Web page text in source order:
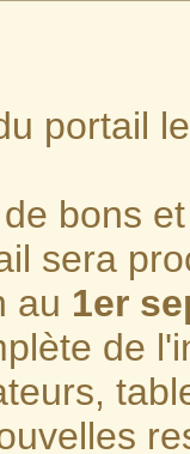
portail
bons
sera
au 1er
de